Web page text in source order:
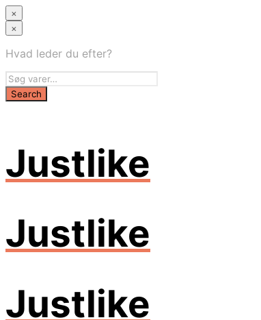
×
×
Hvad leder du efter?
Justlike
Justlike
Justlike